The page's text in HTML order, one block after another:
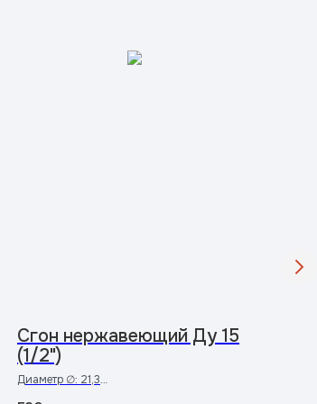
Сгон нержавеющий Ду 15
(1/2")
Диаметр ∅: 21,3